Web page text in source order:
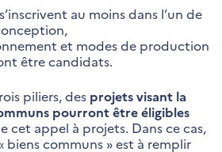
au moins dans l’un de
et modes de production
être candidats.
piliers, des projets visant la
pourront être éligibles
cet appel à projets. Dans ce cas,
biens communs » est à remplir